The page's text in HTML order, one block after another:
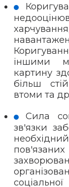
іншими
картину
більш
втоми та
Сила
зв'язки